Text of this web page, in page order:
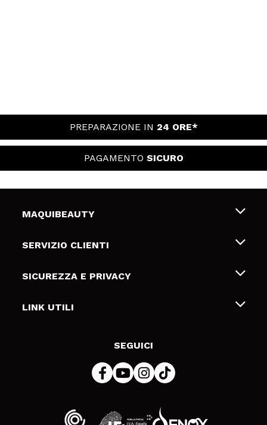
PREPARAZIONE IN 24 ORE*
PAGAMENTO SICURO
MAQUIBEAUTY
Chi siamo
Gift Cards
SERVIZIO CLIENTI
Spedizioni & Resi
Metodi di pagamamento
SICUREZZA E PRIVACY
Termini e condizioni
LINK UTILI
SEGUICI